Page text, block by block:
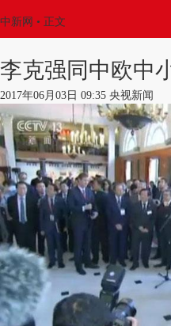
中新网 • 正文
李克强同中欧中
2017年06月03日 09:35 央视新闻